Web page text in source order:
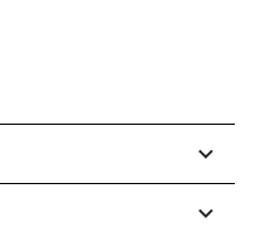
keyboard_arrow_down
keyboard_arrow_down